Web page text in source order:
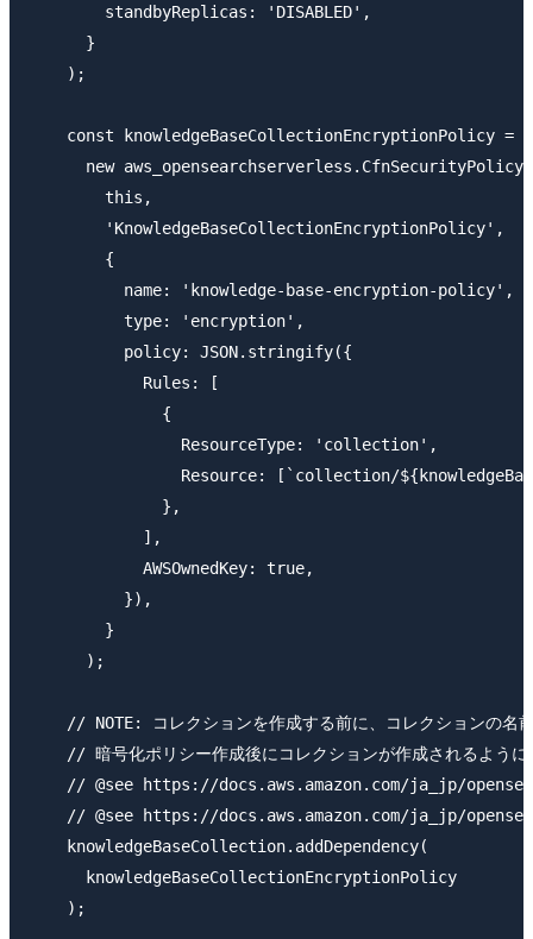
        standbyReplicas: 'DISABLED',
      }
    );
    const knowledgeBaseCollectionEncryptionPolicy =
      new aws_opensearchserverless.CfnSecurityPolicy(
        this,
        'KnowledgeBaseCollectionEncryptionPolicy',
        {
          name: 'knowledge-base-encryption-policy',
          type: 'encryption',
          policy: JSON.stringify({
            Rules: [
              {
                ResourceType: 'collection',
Resource: [`collection/
              },
            ],
            AWSOwnedKey: true,
          }),
        }
      );
// NOTE: コレクションを作成する前に、コレクションの名
// 暗号化ポリシー作成後にコレクションが作成されるように
// @see https://docs.aws.amazon.com/ja_jp/
// @see https://docs.aws.amazon.com/ja_jp/
    knowledgeBaseCollection.addDependency(
      knowledgeBaseCollectionEncryptionPolicy
    );